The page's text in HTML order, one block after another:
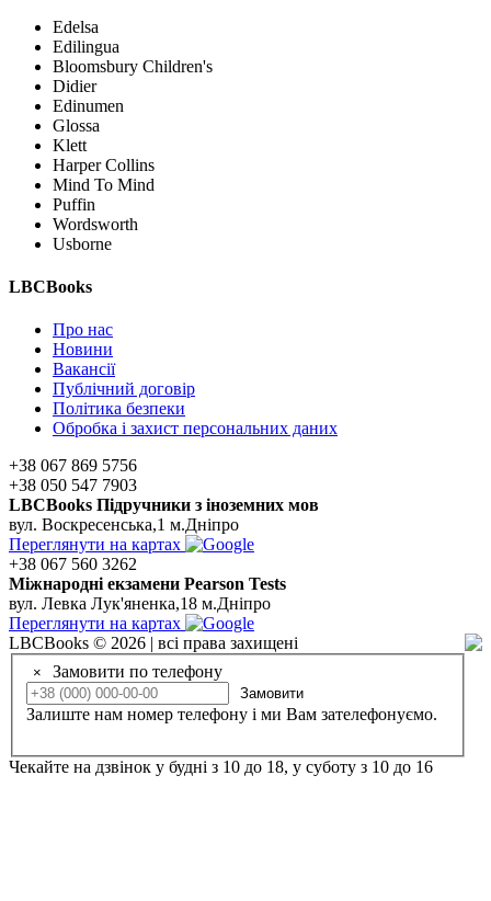
Edelsa
Edilingua
Bloomsbury Children's
Didier
Edinumen
Glossa
Klett
Harper Collins
Mind To Mind
Puffin
Wordsworth
Usborne
LBCBooks
Про нас
Новини
Вакансії
Публічний договір
Політика безпеки
Обробка і захист персональних даних
+38 067 869 5756
+38 050 547 7903
LBCBooks Підручники з іноземних мов
вул. Воскресенська,1 м.Дніпро
Переглянути на картах
+38 067 560 3262
Мiжнароднi екзамени Pearson Tests
вул. Левка Лук'яненка,18 м.Дніпро
Переглянути на картах
LBCBooks © 2026 | всі права захищені
× Замовити по телефону
Замовити
Залиште нам номер телефону і ми Вам зателефонуємо.
Чекайте на дзвінок у будні з 10 до 18, у суботу з 10 до 16